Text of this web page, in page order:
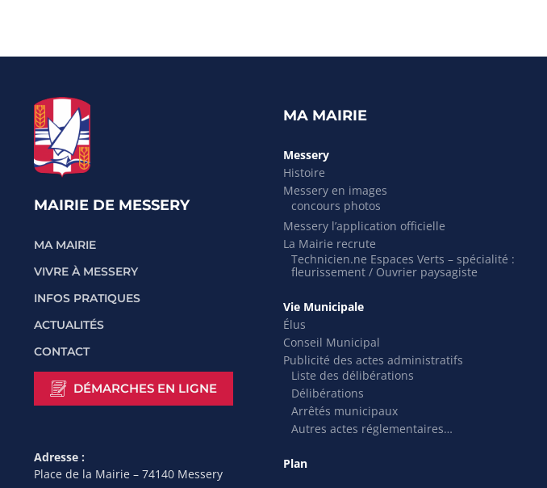
MAIRIE DE MESSERY
MA MAIRIE
VIVRE À MESSERY
INFOS PRATIQUES
ACTUALITÉS
CONTACT
DÉMARCHES EN LIGNE
Adresse :
Place de la Mairie – 74140 Messery
MA MAIRIE
Messery
Histoire
Messery en images
concours photos
Messery l’application officielle
La Mairie recrute
Technicien.ne Espaces Verts – spécialité :
fleurissement / Ouvrier paysagiste
Vie Municipale
Élus
Conseil Municipal
Publicité des actes administratifs
Liste des délibérations
Délibérations
Arrêtés municipaux
Autres actes réglementaires…
Plan